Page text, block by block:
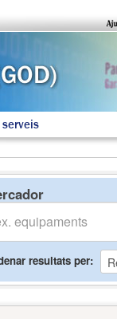
resultats per